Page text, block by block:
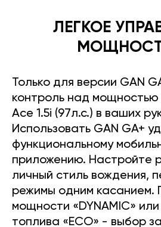
ЛЕГКОЕ
Только для версии GAN
контроль над мощностью
Ace 1.5i (97л.с.) в ваших
Использовать GAN GA+
функциональному
приложению. Настройте
личный стиль вождения,
режимы одним касанием.
мощности «DYNAMIC»
топлива «ECO» - выбор